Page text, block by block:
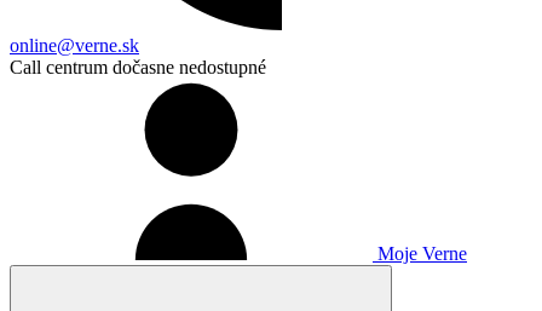
online@verne.sk
Call centrum dočasne nedostupné
Moje Verne